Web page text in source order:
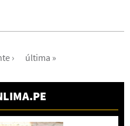
› última »